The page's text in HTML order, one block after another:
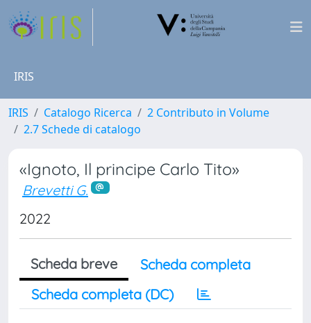
IRIS
IRIS Catalogo Ricerca
2 Contributo in Volume
2.7 Schede di catalogo
«Ignoto, Il principe Carlo Tito»
Brevetti G.
2022
Scheda breve
Scheda completa
Scheda completa (DC)